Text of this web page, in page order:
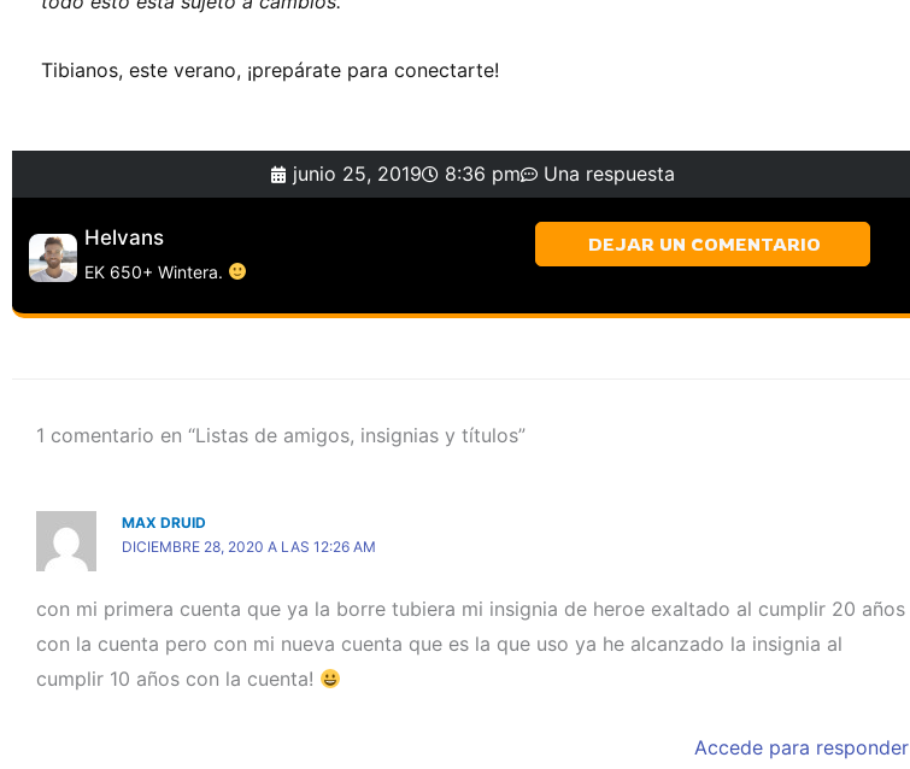
Tibianos, este verano, ¡prepárate para conectarte!
junio 25, 2019 8:36 pm Una respuesta
Helvans
EK 650+ Wintera.
DEJAR UN COMENTARIO
1 comentario en “Listas de amigos, insignias y títulos”
MAX DRUID
DICIEMBRE 28, 2020 A LAS 12:26 AM
con mi primera cuenta que ya la borre tubiera mi insignia de heroe exaltado al cumplir 20 años
con la cuenta pero con mi nueva cuenta que es la que uso ya he alcanzado la insignia al
cumplir 10 años con la cuenta!
Accede para responder